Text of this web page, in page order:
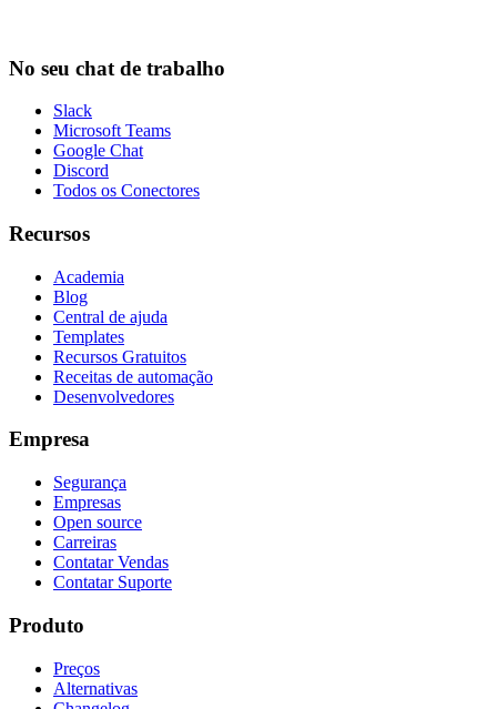
No seu chat de trabalho
Slack
Microsoft Teams
Google Chat
Discord
Todos os Conectores
Recursos
Academia
Blog
Central de ajuda
Templates
Recursos Gratuitos
Receitas de automação
Desenvolvedores
Empresa
Segurança
Empresas
Open source
Carreiras
Contatar Vendas
Contatar Suporte
Produto
Preços
Alternativas